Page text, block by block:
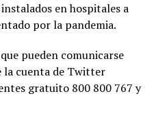
en hospitales a
por la pandemia.
pueden comunicarse
la cuenta de Twitter
gratuito 800 800 767 y